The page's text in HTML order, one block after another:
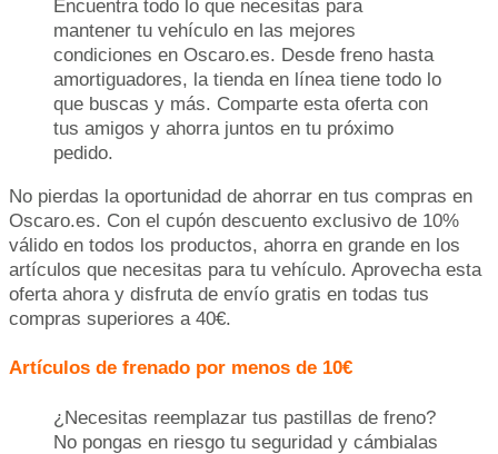
Encuentra todo lo que necesitas para
mantener tu vehículo en las mejores
condiciones en Oscaro.es. Desde freno hasta
amortiguadores, la tienda en línea tiene todo lo
que buscas y más. Comparte esta oferta con
tus amigos y ahorra juntos en tu próximo
pedido.
No pierdas la oportunidad de ahorrar en tus compras en
Oscaro.es. Con el cupón descuento exclusivo de 10%
válido en todos los productos, ahorra en grande en los
artículos que necesitas para tu vehículo. Aprovecha esta
oferta ahora y disfruta de envío gratis en todas tus
compras superiores a 40€.
Artículos de frenado por menos de 10€
¿Necesitas reemplazar tus pastillas de freno?
No pongas en riesgo tu seguridad y cámbialas